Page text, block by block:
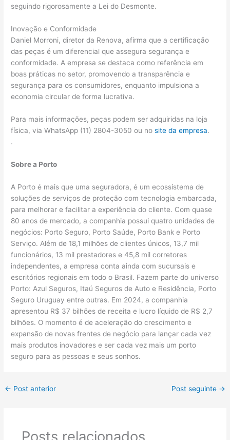
seguindo rigorosamente a Lei do Desmonte.
Inovação e Conformidade
Daniel Morroni, diretor da Renova, afirma que a certificação
das peças é um diferencial que assegura segurança e
conformidade. A empresa se destaca como referência em
boas práticas no setor, promovendo a transparência e
segurança para os consumidores, enquanto impulsiona a
economia circular de forma lucrativa.
Para mais informações, peças podem ser adquiridas na loja
física, via WhatsApp (11) 2804-3050 ou nosite da empresa.
.
Sobre a Porto
A Porto é mais que uma seguradora, é um ecossistema de
soluções de serviços de proteção com tecnologia embarcada,
para melhorar e facilitar a experiência do cliente. Com quase
80 anos de mercado, a companhia possui quatro unidades de
negócios: Porto Seguro, Porto Saúde, Porto Bank e Porto
Serviço. Além de 18,1 milhões de clientes únicos, 13,7 mil
funcionários, 13 mil prestadores e 45,8 mil corretores
independentes, a empresa conta ainda com sucursais e
escritórios regionais em todo o Brasil. Fazem parte do universo
Porto: Azul Seguros, Itaú Seguros de Auto e Residência, Porto
Seguro Uruguay entre outras. Em 2024, a companhia
apresentou R$ 37 bilhões de receita e lucro líquido de R$ 2,7
bilhões. O momento é de aceleração do crescimento e
expansão de novas frentes de negócio para lançar cada vez
mais produtos inovadores e ser cada vez mais um porto
seguro para as pessoas e seus sonhos.
← Post anterior Post seguinte →